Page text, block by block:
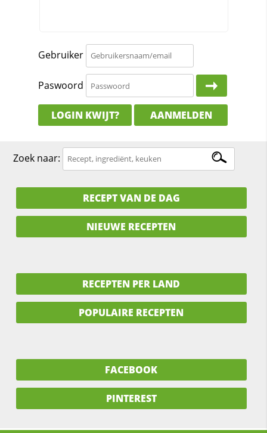
Gebruiker
Paswoord
LOGIN KWIJT? AANMELDEN
Zoek naar:
RECEPT VAN DE DAG
NIEUWE RECEPTEN
RECEPTEN PER LAND
POPULAIRE RECEPTEN
FACEBOOK
PINTEREST